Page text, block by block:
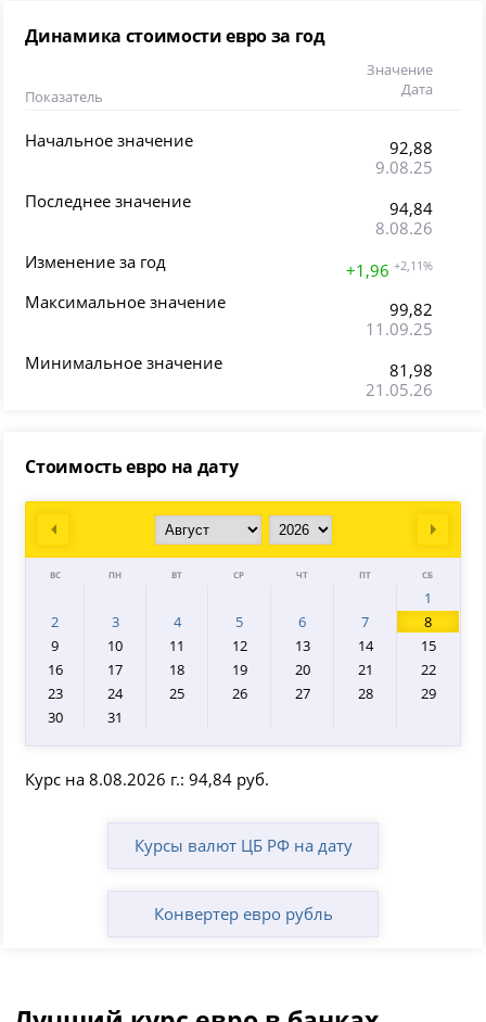
Динамика стоимости евро за год
Показатель
Значение
Дата
Начальное значение
92,88
9.08.25
Последнее значение
94,84
8.08.26
Изменение за год
+1,96 +2,11%
Максимальное значение
99,82
11.09.25
Минимальное значение
81,98
21.05.26
Стоимость евро на дату
Prev Next
ВС ПН ВТ СР ЧТ ПТ СБ
1
2
3 4 5 6 7
8
9
10 11 12 13 14
15
16
17 18 19 20 21
22
23
24 25 26 27 28
29
30
31
Курс на 8.08.2026 г.: 94,84 руб.
Курсы валют ЦБ РФ на дату
Конвертер евро рубль